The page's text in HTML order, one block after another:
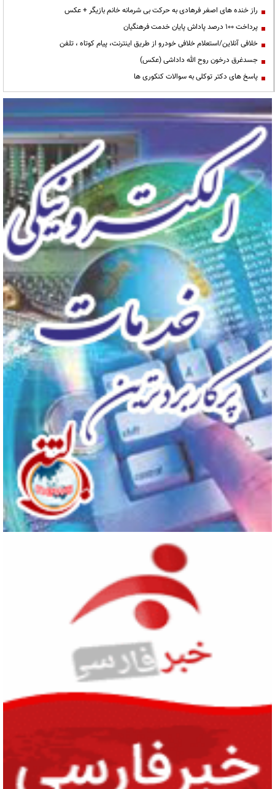
راز خنده های اصغر فرهادی به حرکت بی شرمانه خانم بازیگر + عکس
پرداخت ۱۰۰ درصد پاداش پایان خدمت فرهنگیان
خلافی آنلاین/استعلام خلافی خودرو از طریق اینترنت، پیام کوتاه ، تلفن
جسدغرق درخون روح الله داداشی (عکس)
پاسخ های دکتر توکلی به سوالات کنکوری ها